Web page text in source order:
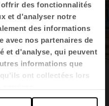
des fonctionnalités
et d'analyser notre
des informations
nos partenaires de
et d'analyse, qui peuvent
informations que
ont collectées lors